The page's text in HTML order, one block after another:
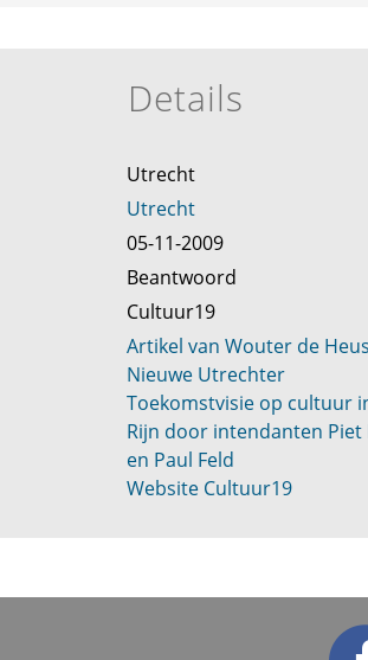
Details
Utrecht
Utrecht
05-11-2009
Beantwoord
Cultuur19
Artikel van Wouter de
Nieuwe Utrechter
Toekomstvisie op cultuur
Rijn door intendanten Piet
en Paul Feld
Website Cultuur19